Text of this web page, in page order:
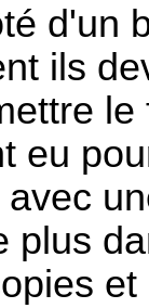
d'un
ils
eu
plus